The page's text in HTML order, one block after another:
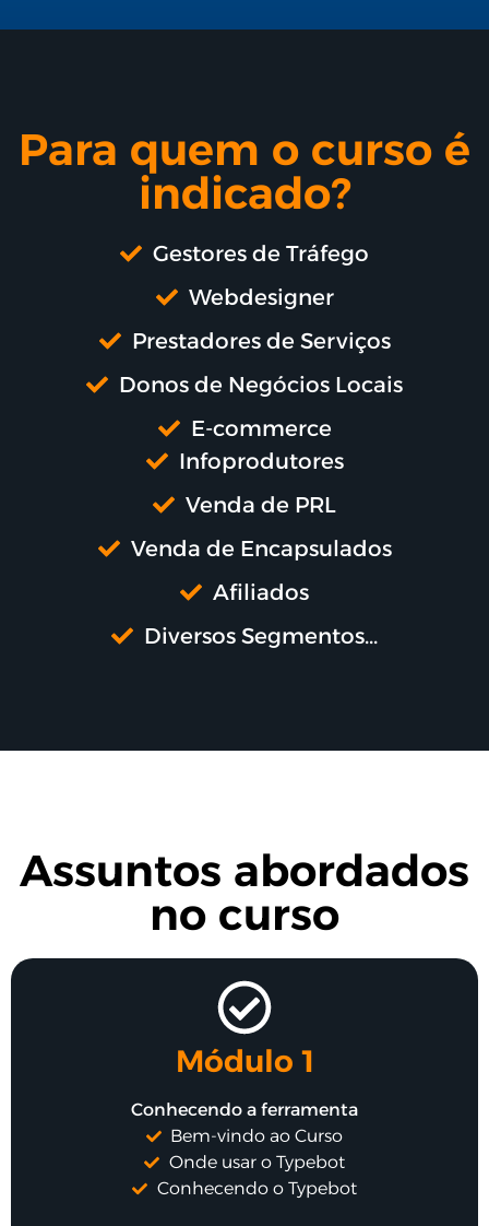
Para quem o curso é
indicado?
Gestores de Tráfego
Webdesigner
Prestadores de Serviços
Donos de Negócios Locais
E-commerce
Infoprodutores
Venda de PRL
Venda de Encapsulados
Afiliados
Diversos Segmentos...
Assuntos abordados
no curso
Módulo 1
Conhecendo a ferramenta
Bem-vindo ao Curso
Onde usar o Typebot
Conhecendo o Typebot